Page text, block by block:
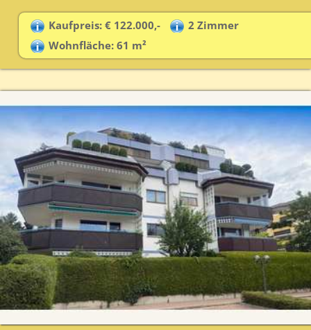
Kaufpreis: € 122.000,-
2 Zimmer
Wohnfläche: 61 m²